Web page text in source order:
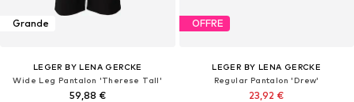
Grande
LEGER BY LENA GERCKE
Wide Leg Pantalon 'Therese Tall'
59,88 €
OFFRE
LEGER BY LENA GERCKE
Regular Pantalon 'Drew'
23,92 €